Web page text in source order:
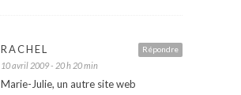
Répondre
RACHEL
10 avril 2009 - 20 h 20 min
Marie-Julie, un autre site web